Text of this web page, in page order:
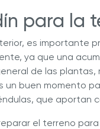
para la
es importante
ya que una
de las
un buen momento
que aportan
el terreno